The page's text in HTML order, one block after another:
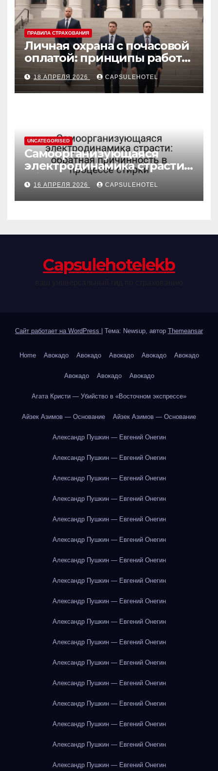
ПРАВИЛА СТРАХОВАНИЯ
Личная охрана с почасовой
оплатой: принципы работы
и правовые аспекты
18 АПРЕЛЯ 2026 CAPSULEHOTEL
UNCATEGORISED
Самоорганизующаяся
электродинамика страсти:
обратная причинность в
процессе стирки
16 АПРЕЛЯ 2026 CAPSULEHOTEL
Сapsulehotelekb
Сайт работает на WordPress Тема: Newsup, автор Themeansar
Home Авокадо Авокадо Авокадо Авокадо Авокадо
Авокадо Авокадо Авокадо
Агата Кристи — Убийство в «Восточном экспрессе»
Айзек Азимов — Основание Айзек Азимов — Основание
Александр Пушкин — Евгений Онегин
Александр Пушкин — Евгений Онегин
Александр Пушкин — Евгений Онегин
Александр Пушкин — Евгений Онегин
Александр Пушкин — Евгений Онегин
Александр Пушкин — Евгений Онегин
Александр Пушкин — Евгений Онегин
Александр Пушкин — Евгений Онегин
Александр Пушкин — Евгений Онегин
Александр Пушкин — Евгений Онегин
Александр Пушкин — Евгений Онегин
Александр Пушкин — Евгений Онегин
Александр Пушкин — Евгений Онегин
Александр Пушкин — Евгений Онегин
Александр Пушкин — Евгений Онегин
Александр Пушкин — Евгений Онегин
Александр Пушкин — Евгений Онегин